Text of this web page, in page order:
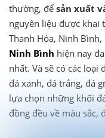
thường, để sản xuất
nguyên liệu được khai
Thanh Hóa, Ninh
Ninh Bình hiện nay
nhất. Và sẽ có các loại
đá xanh, đá trắng, đá
lựa chọn những khối
đồng đều về màu sắc,